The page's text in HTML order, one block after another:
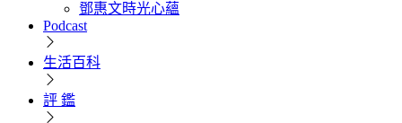
鄧惠文時光心蘊
Podcast
生活百科
評 鑑